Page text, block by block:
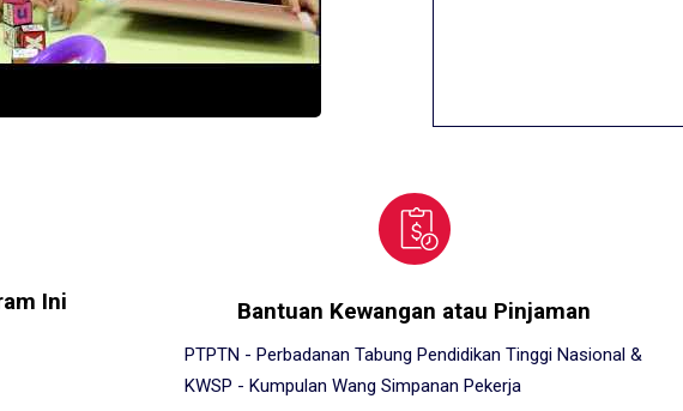
Ini Bantuan Kewangan atau Pinjaman
PTPTN - Perbadanan Tabung Pendidikan Tinggi Nasional &
KWSP - Kumpulan Wang Simpanan Pekerja